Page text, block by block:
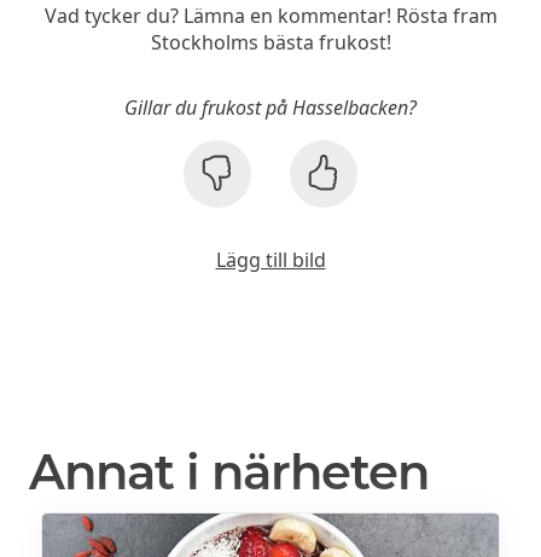
Vad tycker du? Lämna en kommentar! Rösta fram
Stockholms bästa frukost!
Gillar du frukost på Hasselbacken?
Lägg till bild
Annat i närheten